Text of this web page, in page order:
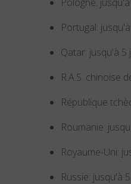
Portugal:
Qatar: jusqu'à
R.A.S. chinoise
République
Roumanie:
Royaume-Uni:
Russie: jusqu'à